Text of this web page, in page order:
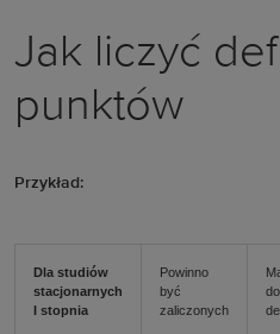
Jak liczyć
punktów
Przykład:
Dla studiów
stacjonarnych
I stopnia
Powinno
być
zaliczonych